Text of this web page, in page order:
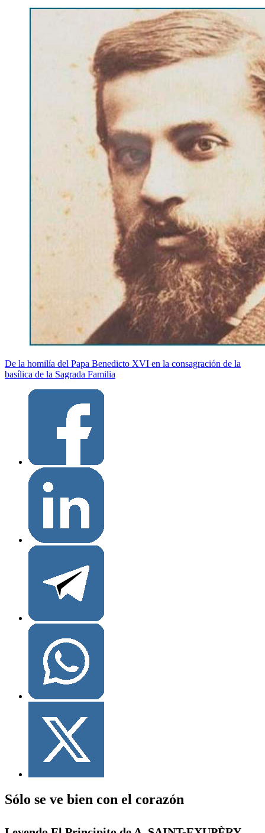
De la homilía del Papa Benedicto XVI en la consagración de la
basílica de la Sagrada Familia
Sólo se ve bien con el corazón